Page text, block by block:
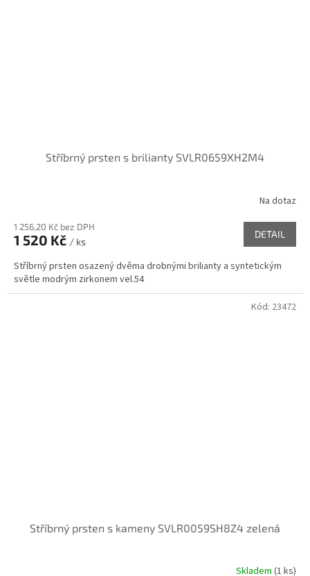
Stříbrný prsten s brilianty SVLR0659XH2M4
Na dotaz
1 256,20 Kč bez DPH
1 520 Kč / ks
DETAIL
Stříbrný prsten osazený dvěma drobnými brilianty a syntetickým
světle modrým zirkonem vel.54
Stříbrný prsten s kameny SVLR0059SH8Z4 zelená
Skladem (1 ks)
Kód: 23472